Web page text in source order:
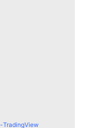
עקוב אחר כל השווקים ב-TradingView